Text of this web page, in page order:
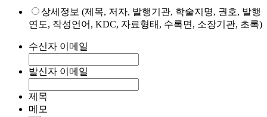
상세정보 (제목, 저자, 발행기관, 학술지명, 권호, 발행
연도, 작성언어, KDC, 자료형태, 수록면, 소장기관, 초록)
수신자 이메일
발신자 이메일
제목
메모